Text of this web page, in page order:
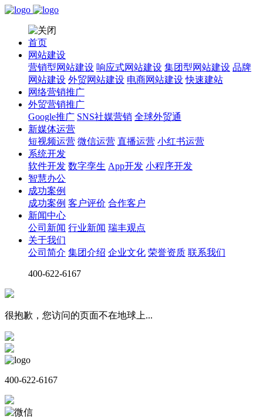
首页
网站建设
营销型网站建设 响应式网站建设 集团型网站建设 品牌
网站建设 外贸网站建设 电商网站建设 快速建站
网络营销推广
外贸营销推广
Google推广 SNS社媒营销 全球外贸通
新媒体运营
短视频运营 微信运营 直播运营 小红书运营
系统开发
软件开发 数字孪生 App开发 小程序开发
智慧办公
成功案例
成功案例 客户评价 合作客户
新闻中心
公司新闻 行业新闻 瑞丰观点
关于我们
公司简介 集团介绍 企业文化 荣誉资质 联系我们
400-622-6167
很抱歉，您访问的页面不在地球上...
400-622-6167